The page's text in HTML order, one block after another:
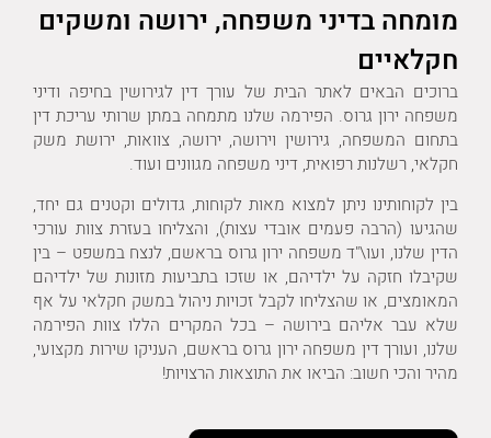
מומחה בדיני משפחה, ירושה ומשקים
חקלאיים
ברוכים הבאים לאתר הבית של עורך דין לגירושין בחיפה ודיני
משפחה ירון גרוס. הפירמה שלנו מתמחה במתן שרותי עריכת דין
בתחום המשפחה, גירושין וירושה, ירושה, צוואות, ירושת משק
חקלאי, רשלנות רפואית, דיני משפחה מגוונים ועוד.
בין לקוחותינו ניתן למצוא מאות לקוחות, גדולים וקטנים גם יחד,
שהגיעו (הרבה פעמים אובדי עצות), והצליחו בעזרת צוות עורכי
הדין שלנו, ועו\"ד משפחה ירון גרוס בראשם, לנצח במשפט – בין
שקיבלו חזקה על ילדיהם, או שזכו בתביעות מזונות של ילדיהם
המאומצים, או שהצליחו לקבל זכויות ניהול במשק חקלאי על אף
שלא עבר אליהם בירושה – בכל המקרים הללו צוות הפירמה
שלנו, ועורך דין משפחה ירון גרוס בראשם, העניקו שירות מקצועי,
מהיר והכי חשוב: הביאו את התוצאות הרצויות!